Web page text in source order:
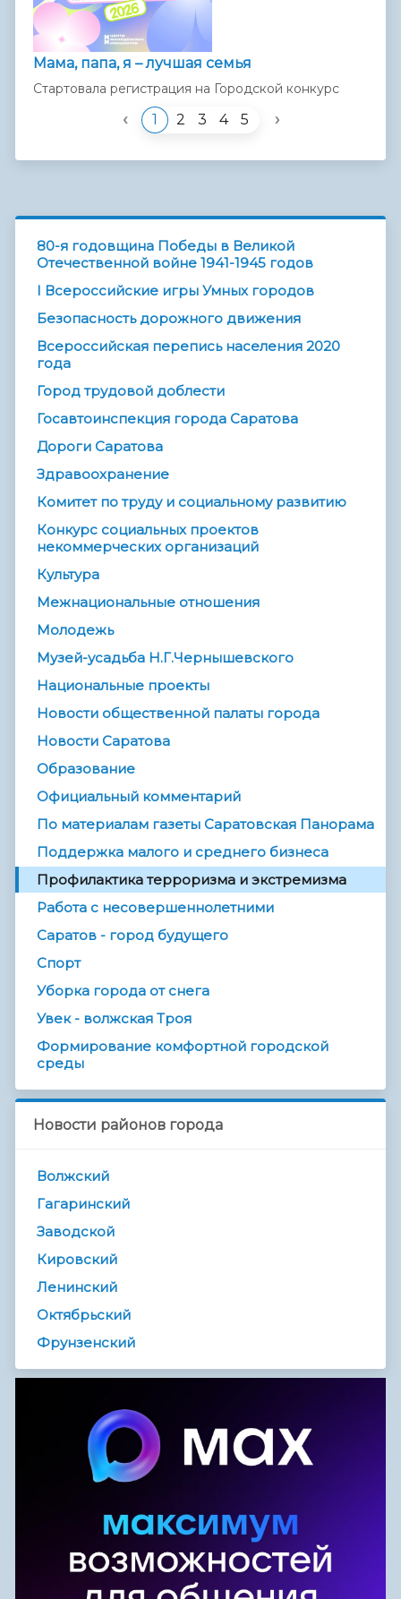
Мама, папа, я – лучшая семья
Стартовала регистрация на Городской конкурс
‹ 1 2 3 4 5 ›
80-я годовщина Победы в Великой
Отечественной войне 1941-1945 годов
I Всероссийские игры Умных городов
Безопасность дорожного движения
Всероссийская перепись населения 2020
года
Город трудовой доблести
Госавтоинспекция города Саратова
Дороги Саратова
Здравоохранение
Комитет по труду и социальному развитию
Конкурс социальных проектов
некоммерческих организаций
Культура
Межнациональные отношения
Молодежь
Музей-усадьба Н.Г.Чернышевского
Национальные проекты
Новости общественной палаты города
Новости Саратова
Образование
Официальный комментарий
По материалам газеты Саратовская Панорама
Поддержка малого и среднего бизнеса
Профилактика терроризма и экстремизма
Работа с несовершеннолетними
Саратов - город будущего
Спорт
Уборка города от снега
Увек - волжская Троя
Формирование комфортной городской
среды
Новости районов города
Волжский
Гагаринский
Заводской
Кировский
Ленинский
Октябрьский
Фрунзенский